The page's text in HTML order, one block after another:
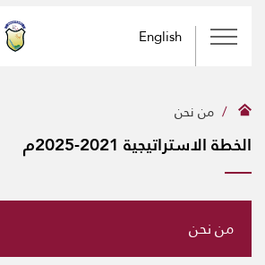
English
من نحن
الخطة الاستراتيجية 2021-2025م
من نحن